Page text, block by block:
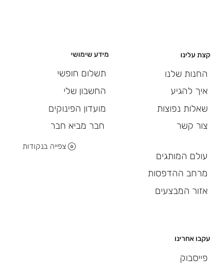
מידע שימושי
תשלום חופשי
החשבון שלי
מועדון הפינוקים
חבר מביא חבר
צפייה בנקודות
עקבו אחרינו
פייסבוק
קצת עלינו
החנות שלנו
איך להגיע
שאלות נפוצות
צור קשר
עולם המותגים
מרחב ההדפסות
אזור המבצעים